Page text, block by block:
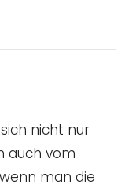
nicht nur
auch vom
man die